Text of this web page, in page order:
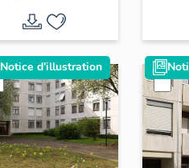
Notice d'illustration